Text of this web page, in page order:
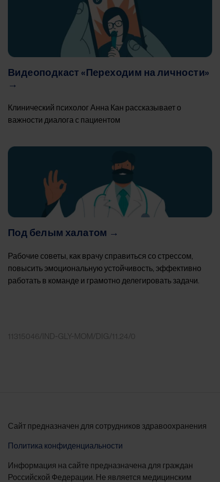
Видеоподкаст «Переходим на личности»
→
Клинический психолог Анна Кан рассказывает о
важности диалога с пациентом
Image
Под белым халатом →
Рабочие советы, как врачу справиться со стрессом,
повысить эмоциональную устойчивость, эффективно
работать в команде и грамотно делегировать задачи.
11315046/IND-GLY-MOM/DIG/11.24/0
Сайт предназначен для сотрудников здравоохранения
Политика конфиденциальности
Информация на сайте предназначена для граждан
Российской Федерации. Не является медицинским